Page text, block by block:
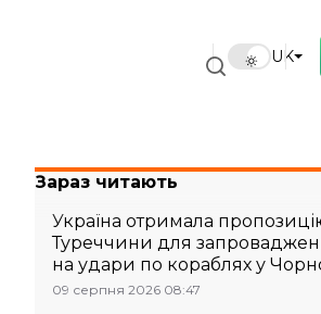
UK
Зараз читають
Україна отримала
Туреччини для
на удари по кораблях у
09 серпня 2026 08:47